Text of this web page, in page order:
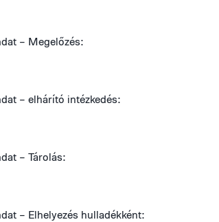
– Megelőzés:
– elhárító intézkedés:
– Tárolás:
– Elhelyezés hulladékként: